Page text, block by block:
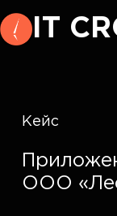
IT
Кейс
ООО